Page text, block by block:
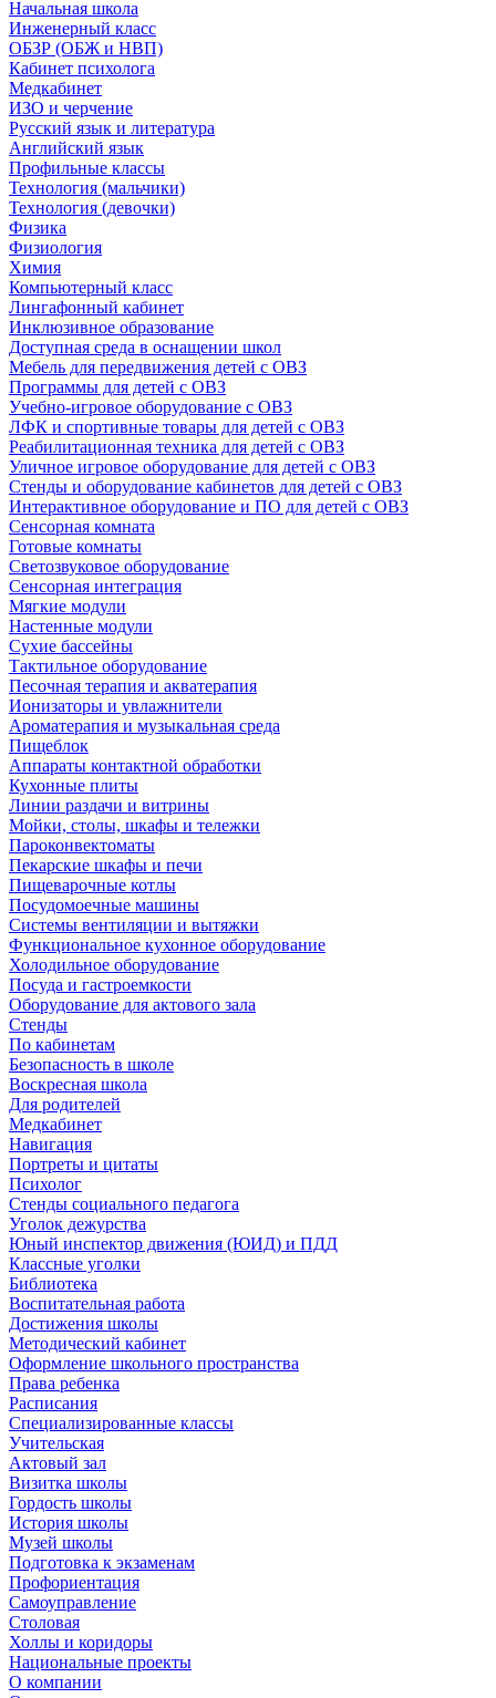
Начальная школа
Инженерный класс
ОБЗР (ОБЖ и НВП)
Кабинет психолога
Медкабинет
ИЗО и черчение
Русский язык и литература
Английский язык
Профильные классы
Технология (мальчики)
Технология (девочки)
Физика
Физиология
Химия
Компьютерный класс
Лингафонный кабинет
Инклюзивное образование
Доступная среда в оснащении школ
Мебель для передвижения детей с ОВЗ
Программы для детей с ОВЗ
Учебно-игровое оборудование с ОВЗ
ЛФК и спортивные товары для детей с ОВЗ
Реабилитационная техника для детей с ОВЗ
Уличное игровое оборудование для детей с ОВЗ
Стенды и оборудование кабинетов для детей с ОВЗ
Интерактивное оборудование и ПО для детей с ОВЗ
Сенсорная комната
Готовые комнаты
Светозвуковое оборудование
Сенсорная интеграция
Мягкие модули
Настенные модули
Сухие бассейны
Тактильное оборудование
Песочная терапия и акватерапия
Ионизаторы и увлажнители
Ароматерапия и музыкальная среда
Пищеблок
Аппараты контактной обработки
Кухонные плиты
Линии раздачи и витрины
Мойки, столы, шкафы и тележки
Пароконвектоматы
Пекарские шкафы и печи
Пищеварочные котлы
Посудомоечные машины
Системы вентиляции и вытяжки
Функциональное кухонное оборудование
Холодильное оборудование
Посуда и гастроемкости
Оборудование для актового зала
Стенды
По кабинетам
Безопасность в школе
Воскресная школа
Для родителей
Медкабинет
Навигация
Портреты и цитаты
Психолог
Стенды социального педагога
Уголок дежурства
Юный инспектор движения (ЮИД) и ПДД
Классные уголки
Библиотека
Воспитательная работа
Достижения школы
Методический кабинет
Оформление школьного пространства
Права ребенка
Расписания
Специализированные классы
Учительская
Актовый зал
Визитка школы
Гордость школы
История школы
Музей школы
Подготовка к экзаменам
Профориентация
Самоуправление
Столовая
Холлы и коридоры
Национальные проекты
О компании